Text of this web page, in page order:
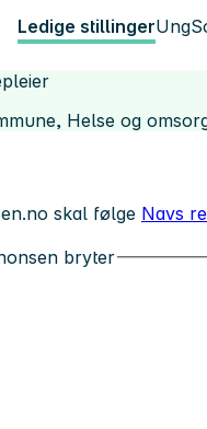
Ledige stillingerUng
Helse og
skal følge Navs
bryter